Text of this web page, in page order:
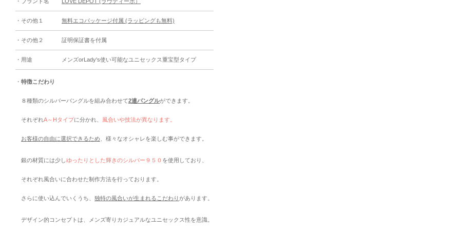
・その他１ 無料エコパッケージ付属 (ラッピングも無料)
・その他２ 証明保証書を付属
・用途 メンズorLady's使い可能なユニセックス重宝型タイプ
・ 特徴こだわり
８種類のシルバーバングルを組み合わせて2連バングルができます。
それぞれA～Hタイプに分かれ、 風合いや技法が異なります。
お客様の自由に選択できるため 、様々なオシャレを楽しむ事ができます。
銀の材質には少しゆったりとした輝きのシルバー９５０ を使用しており、
それぞれ風合いに合わせた制作方法を行っております。
さらに使い込んでいくうち、 独特の風合いが生まれるこだわりがあります。
デザイン的コンセプトは、メンズ寄りカジュアルなユニセックス性を意識。